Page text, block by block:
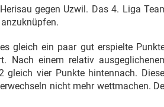
gegen Uzwil. Das 4. Liga
gleich ein paar gut erspielte
Nach einem relativ
gleich vier Punkte hintennach.
nicht mehr wettmachen.